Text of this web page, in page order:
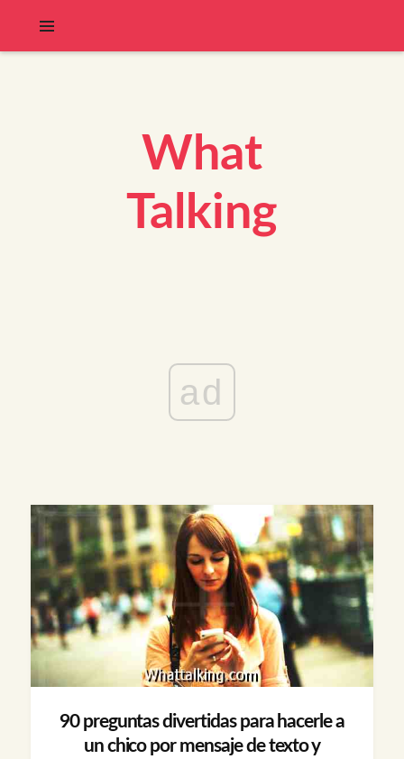
What
Talking
ad
90 preguntas divertidas para hacerle a
un chico por mensaje de texto y